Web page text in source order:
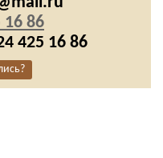
16 86
425 16 86